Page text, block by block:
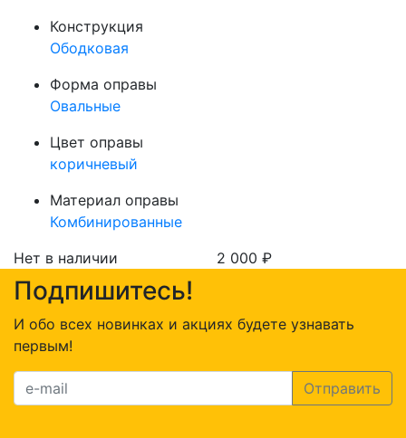
Конструкция
Ободковая
Форма оправы
Овальные
Цвет оправы
коричневый
Материал оправы
Комбинированные
Нет в наличии
2 000 ₽
Подпишитесь!
И обо всех новинках и акциях будете узнавать
первым!